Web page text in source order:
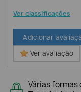
Ver classificações
Adicionar
Ver avaliação
Várias